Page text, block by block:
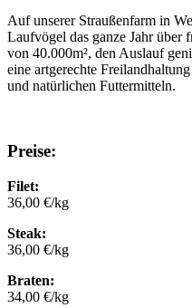
Auf unserer Straußenfarm in
Laufvögel das ganze Jahr über
von 40.000m², den Auslauf
eine artgerechte
und natürlichen Futtermitteln.
Preise:
Filet:
36,00 €/kg
Steak:
36,00 €/kg
Braten:
34,00 €/kg